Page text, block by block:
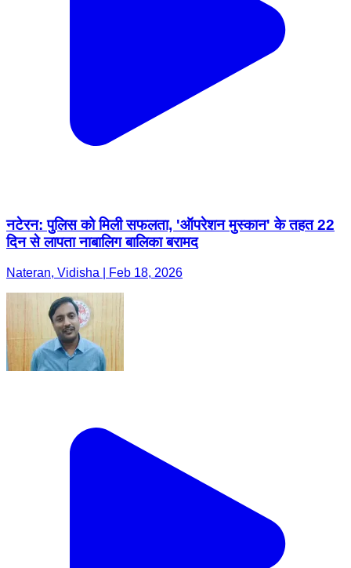
नटेरन: पुलिस को मिली सफलता, 'ऑपरेशन मुस्कान' के तहत 22
दिन से लापता नाबालिग बालिका बरामद
Nateran, Vidisha | Feb 18, 2026